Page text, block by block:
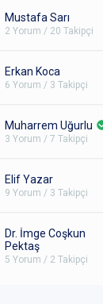
Mustafa Sarı
2 Yorum / 20 Takipçi
Erkan Koca
6 Yorum / 3 Takipçi
Muharrem Uğurlu
3 Yorum / 7 Takipçi
Elif Yazar
9 Yorum / 3 Takipçi
Dr. İmge Coşkun
Pektaş
5 Yorum / 2 Takipçi